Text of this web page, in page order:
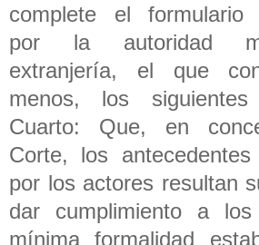
complete el formulario
por la autoridad
extranjería, el que
menos, los
Cuarto: Que, en
Corte, los antecedentes
por los actores resultan
dar cumplimiento a
mínima formalidad